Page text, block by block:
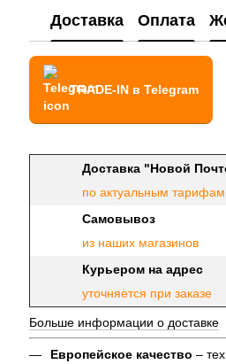
Доставка Оплата
TRADE-IN в Telegram
Доставка "Новой
по актуальным тарифам
Самовывоз
из наших магазинов
Курьером на адрес
уточняется при заказе
Больше информации о доставке
Европейское качество –